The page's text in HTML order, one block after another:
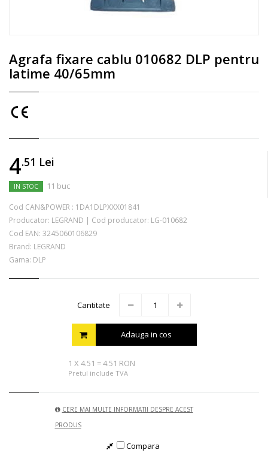
Agrafa fixare cablu 010682 DLP pentru
latime 40/65mm
4.51 Lei
IN STOC 11 buc
Cod CAN&POWER : 1DA1DLPXXX01841
Producator: LEGRAND | Cod producator: LG-010682
Cod EAN: 3245060106829
Brand: LEGRAND
Gama: DLP
Cantitate
Adauga in cos
1 X 4.51 =4.51 RON
Pretul include TVA
CERE MAI MULTE INFORMATII DESPRE ACEST
PRODUS
Compara